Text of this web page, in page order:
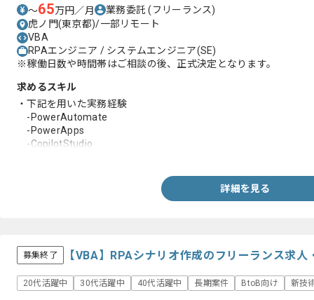
〜65万円／月 業務委託(フリーランス)
虎ノ門(東京都)/一部リモート
VBA
RPAエンジニア / システムエンジニア(SE)
※稼働日数や時間帯はご相談の後、正式決定となります。
求めるスキル
・下記を用いた実務経験
-PowerAutomate
-PowerApps
-CopilotStudio
・Dynamics365からのデータ抽出および連携経験詳細を見る
募集終了 【VBA】RPAシナリオ作成のフリーランス求人
20代活躍中 30代活躍中 40代活躍中 長期案件 BtoB向け 新技